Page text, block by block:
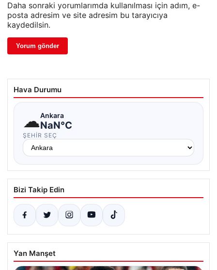
Daha sonraki yorumlarımda kullanılması için adım, e-
posta adresim ve site adresim bu tarayıcıya
kaydedilsin.
Hava Durumu
☁Ankara
NaN°C
ŞEHIR SEÇ
Bizi Takip Edin
Yan Manşet